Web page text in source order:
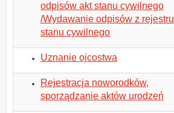
odpisów akt stanu cywilnego
/Wydawanie odpisów z rejestru
stanu cywilnego
Uznanie ojcostwa
Rejestracja noworodków,
sporządzanie aktów urodzeń